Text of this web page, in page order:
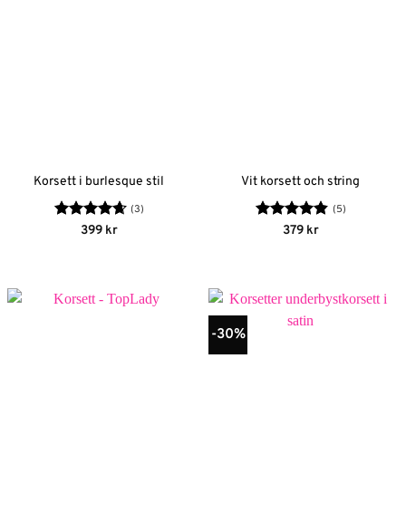
Korsett i burlesque stil
Betygsatt
(3)
399 kr
Vit korsett och string
Betygsatt
(5)
379 kr
-30%